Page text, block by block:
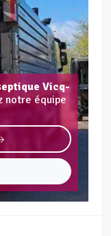
Vicq-
notre équipe